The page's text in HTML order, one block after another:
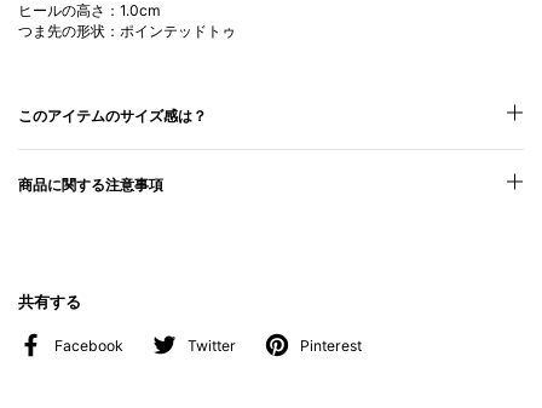
ヒールの高さ：1.0cm
つま先の形状：ポインテッドトゥ
このアイテムのサイズ感は？
商品に関する注意事項
共有する
Facebook Twitter Pinterest